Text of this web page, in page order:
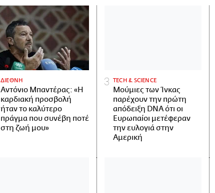
ΔΙΕΘΝΗ
Αντόνιο Μπαντέρας: «Η
καρδιακή προσβολή
ήταν το καλύτερο
πράγμα που συνέβη ποτέ
στη ζωή μου»
ΤECH & SCIENCE
Μούμιες των Ίνκας
παρέχουν την πρώτη
απόδειξη DNA ότι οι
Ευρωπαίοι μετέφεραν
την ευλογιά στην
Αμερική